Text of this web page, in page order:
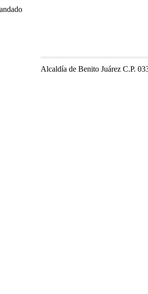
Alcaldía de Benito Juárez C.P.